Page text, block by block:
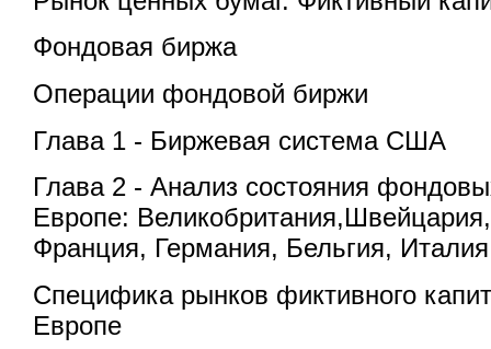
Фондовая биржа
Операции фондовой биржи
Глава 1 - Биржевая система США
Глава 2 - Анализ состояния
Европе:
Франция, Германия, Бельгия, Италия
Специфика рынков фиктивного
Европе